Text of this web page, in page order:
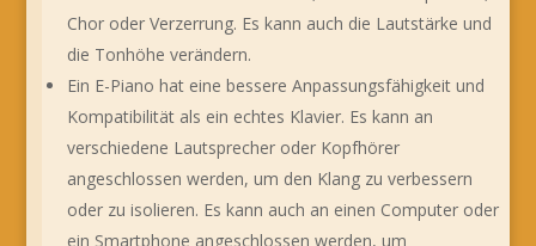
Chor oder Verzerrung. Es kann auch die Lautstärke und
die Tonhöhe verändern.
Ein E-Piano hat eine bessere Anpassungsfähigkeit und
Kompatibilität als ein echtes Klavier. Es kann an
verschiedene Lautsprecher oder Kopfhörer
angeschlossen werden, um den Klang zu verbessern
oder zu isolieren. Es kann auch an einen Computer oder
ein Smartphone angeschlossen werden, um